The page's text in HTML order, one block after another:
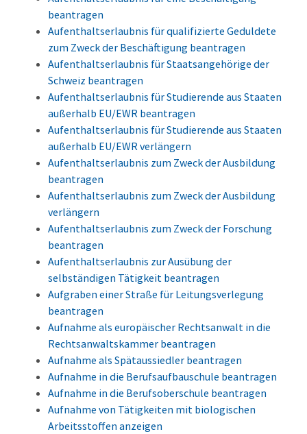
beantragen
Aufenthaltserlaubnis für qualifizierte Geduldete
zum Zweck der Beschäftigung beantragen
Aufenthaltserlaubnis für Staatsangehörige der
Schweiz beantragen
Aufenthaltserlaubnis für Studierende aus Staaten
außerhalb EU/EWR beantragen
Aufenthaltserlaubnis für Studierende aus Staaten
außerhalb EU/EWR verlängern
Aufenthaltserlaubnis zum Zweck der Ausbildung
beantragen
Aufenthaltserlaubnis zum Zweck der Ausbildung
verlängern
Aufenthaltserlaubnis zum Zweck der Forschung
beantragen
Aufenthaltserlaubnis zur Ausübung der
selbständigen Tätigkeit beantragen
Aufgraben einer Straße für Leitungsverlegung
beantragen
Aufnahme als europäischer Rechtsanwalt in die
Rechtsanwaltskammer beantragen
Aufnahme als Spätaussiedler beantragen
Aufnahme in die Berufsaufbauschule beantragen
Aufnahme in die Berufsoberschule beantragen
Aufnahme von Tätigkeiten mit biologischen
Arbeitsstoffen anzeigen